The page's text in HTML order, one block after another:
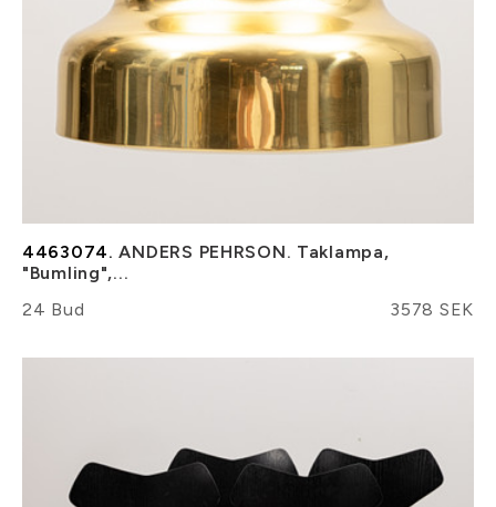
4463074. ANDERS PEHRSON. Taklampa,
"Bumling",...
24 Bud
3578 SEK